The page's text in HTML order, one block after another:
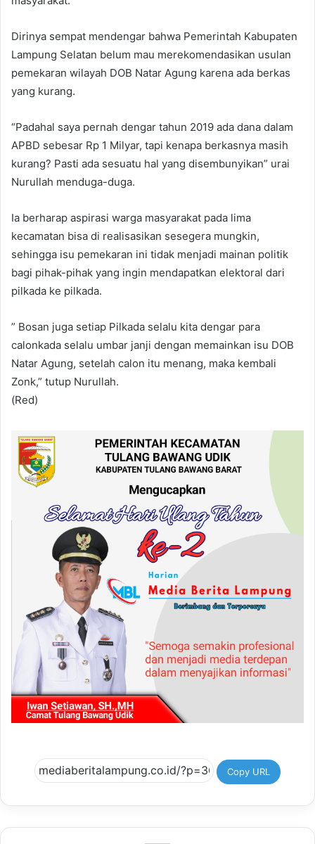
Dirinya sempat mendengar bahwa Pemerintah Kabupaten
Lampung Selatan belum mau merekomendasikan usulan
pemekaran wilayah DOB Natar Agung karena ada berkas
yang kurang.
“Padahal saya pernah dengar tahun 2019 ada dana dalam
APBD sebesar Rp 1 Milyar, tapi kenapa berkasnya masih
kurang? Pasti ada sesuatu hal yang disembunyikan” urai
Nurullah menduga-duga.
Ia berharap aspirasi warga masyarakat pada lima
kecamatan bisa di realisasikan sesegera mungkin,
sehingga isu pemekaran ini tidak menjadi mainan politik
bagi pihak-pihak yang ingin mendapatkan elektoral dari
pilkada ke pilkada.
” Bosan juga setiap Pilkada selalu kita dengar para
calonkada selalu umbar janji dengan memainkan isu DOB
Natar Agung, setelah calon itu menang, maka kembali
Zonk,” tutup Nurullah.
(Red)
Copy URL